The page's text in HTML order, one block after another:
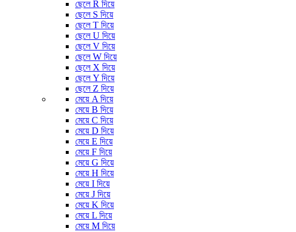
ছেলে R দিয়ে
ছেলে S দিয়ে
ছেলে T দিয়ে
ছেলে U দিয়ে
ছেলে V দিয়ে
ছেলে W দিয়ে
ছেলে X দিয়ে
ছেলে Y দিয়ে
ছেলে Z দিয়ে
মেয়ে A দিয়ে
মেয়ে B দিয়ে
মেয়ে C দিয়ে
মেয়ে D দিয়ে
মেয়ে E দিয়ে
মেয়ে F দিয়ে
মেয়ে G দিয়ে
মেয়ে H দিয়ে
মেয়ে I দিয়ে
মেয়ে J দিয়ে
মেয়ে K দিয়ে
মেয়ে L দিয়ে
মেয়ে M দিয়ে